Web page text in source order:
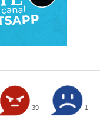
39 1